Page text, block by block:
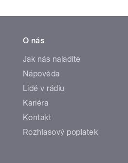
O nás
Jak nás naladíte
Nápověda
Lidé v rádiu
Kariéra
Kontakt
Rozhlasový poplatek